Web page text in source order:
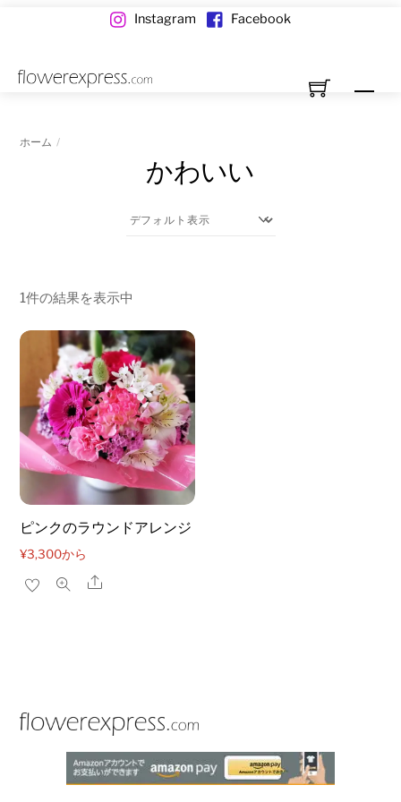
content
Instagram Facebook
ホーム
かわいい
1件の結果を表示中
ピンクのラウンドアレンジ
¥3,300から
Share